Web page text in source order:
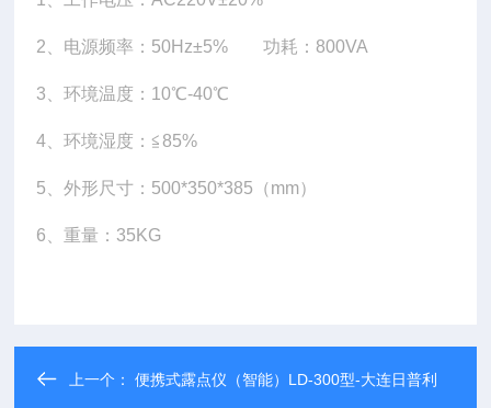
2、 电源频率：50Hz±5%功耗：800VA
3、环境温度：10℃-40℃
4、环境湿度：≦ 85%
5、外形尺寸：500*350*385（mm）
6、重量：35KG
上一个：便携式露点仪（智能）LD-300型-大连日普利